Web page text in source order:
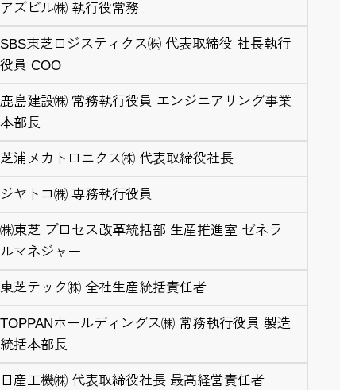
アズビル㈱ 執行役常務
SBS東芝ロジスティクス㈱ 代表取締役 社長執行
役員 COO
鹿島建設㈱ 常務執行役員 エンジニアリング事業
本部長
芝浦メカトロニクス㈱ 代表取締役社長
ジヤトコ㈱ 専務執行役員
㈱東芝 プロセス改革統括部 生産推進室 ゼネラ
ルマネジャー
東芝テック㈱ 全社生産統括責任者
TOPPANホールディングス㈱ 常務執行役員 製造
統括本部長
日産工機㈱ 代表取締役社長 最高経営責任者